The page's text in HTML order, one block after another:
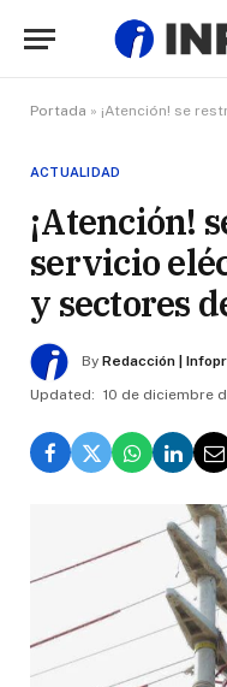
Portada » ¡Atención! se
ACTUALIDAD
¡Atención!
servicio
y sectores
By Redacción |
Updated: 10 de diciembre